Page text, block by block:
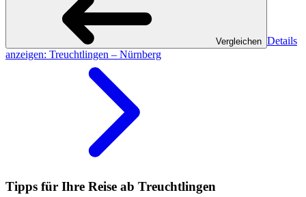
Vergleichen Details
anzeigen: Treuchtlingen – Nürnberg
Tipps für Ihre Reise ab Treuchtlingen